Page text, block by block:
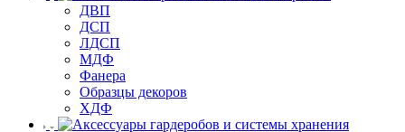
ДВП
ДСП
ЛДСП
МДФ
Фанера
Образцы декоров
ХДФ